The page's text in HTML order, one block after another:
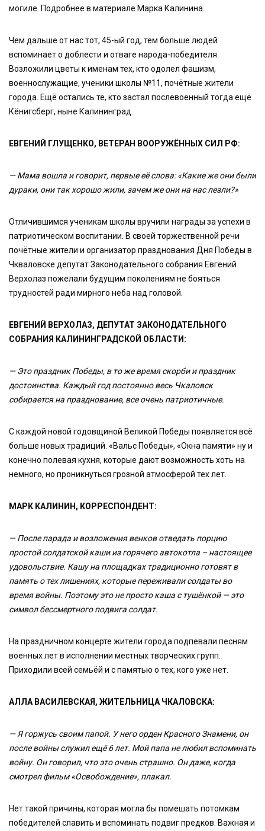
могиле. Подробнее в материале Марка Калинина.
Чем дальше от нас тот, 45-ый год, тем больше людей
вспоминает о доблести и отваге народа-победителя.
Возложили цветы к именам тех, кто одолел фашизм,
военнослужащие, ученики школы №11, почётные жители
города. Ещё остались те, кто застал послевоенный тогда ещё
Кёнигсберг, ныне Калининград.
ЕВГЕНИЙ ГЛУЩЕНКО, ВЕТЕРАН ВООРУЖЁННЫХ СИЛ РФ:
— Мама вошла и говорит, первые её слова: «Какие же они были
дураки, они так хорошо жили, зачем же они на нас лезли?»
Отличившимся ученикам школы вручили награды за успехи в
патриотическом воспитании. В своей торжественной речи
почётные жители и организатор празднования Дня Победы в
Чкваловске депутат Законодательного собрания Евгений
Верхолаз пожелали будущим поколениям не бояться
трудностей ради мирного неба над головой.
ЕВГЕНИЙ ВЕРХОЛАЗ, ДЕПУТАТ ЗАКОНОДАТЕЛЬНОГО
СОБРАНИЯ КАЛИНИНГРАДСКОЙ ОБЛАСТИ:
— Это праздник Победы, в то же время скорби и праздник
достоинства. Каждый год постоянно весь Чкаловск
собирается на празднование, все очень патриотичные.
С каждой новой годовщиной Великой Победы появляется всё
больше новых традиций. «Вальс Победы», «Окна памяти» ну и
конечно полевая кухня, которые дают возможность хоть на
немного, но проникнуться грозной атмосферой тех лет.
МАРК КАЛИНИН, КОРРЕСПОНДЕНТ:
— После парада и возложения венков отведать порцию
простой солдатской каши из горячего автокотла – настоящее
удовольствие. Кашу на площадках традиционно готовят в
память о тех лишениях, которые переживали солдаты во
время войны. Поэтому это не просто каша с тушёнкой — это
символ бессмертного подвига солдат.
На праздничном концерте жители города подпевали песням
военных лет в исполнении местных творческих групп.
Приходили всей семьёй и с памятью о тех, кого уже нет.
АЛЛА ВАСИЛЕВСКАЯ, ЖИТЕЛЬНИЦА ЧКАЛОВСКА:
— Я горжусь своим папой. У него орден Красного Знамени, он
после войны служил ещё 6 лет. Мой папа не любил вспоминать
войну. Он говорил, что это очень страшно. Он даже, когда
смотрел фильм «Освобождение», плакал.
Нет такой причины, которая могла бы помешать потомкам
победителей славить и вспоминать подвиг предков. Важная и